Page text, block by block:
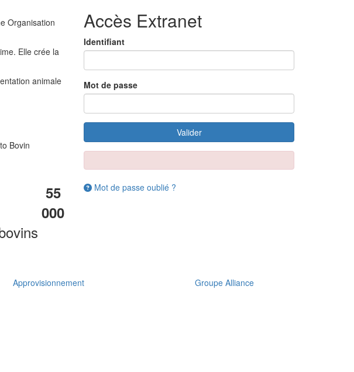
Organisation
Elle crée la
animale
55
000
Accès Extranet
Identifiant
Mot de passe
Valider
Mot de passe oublié ?
Approvisionnement Groupe Alliance